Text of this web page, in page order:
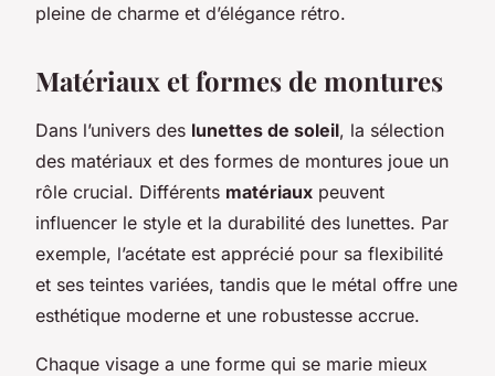
pleine de charme et d’élégance rétro.
Matériaux et formes de montures
Dans l’univers des lunettes de soleil, la sélection
des matériaux et des formes de montures joue un
rôle crucial. Différents matériaux peuvent
influencer le style et la durabilité des lunettes. Par
exemple, l’acétate est apprécié pour sa flexibilité
et ses teintes variées, tandis que le métal offre une
esthétique moderne et une robustesse accrue.
Chaque visage a une forme qui se marie mieux